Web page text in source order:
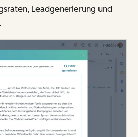
Leadgenerierung und